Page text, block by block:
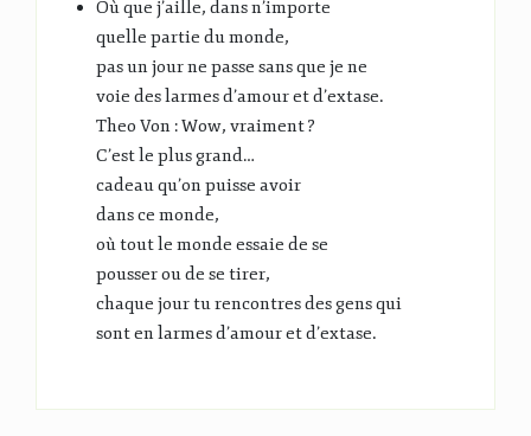
Où que j’aille, dans n’importe
quelle partie du monde,
pas un jour ne passe sans que je ne
voie des larmes d’amour et d’extase.
Theo Von : Wow, vraiment ?
C’est le plus grand…
cadeau qu’on puisse avoir
dans ce monde,
où tout le monde essaie de se
pousser ou de se tirer,
chaque jour tu rencontres des gens qui
sont en larmes d’amour et d’extase.